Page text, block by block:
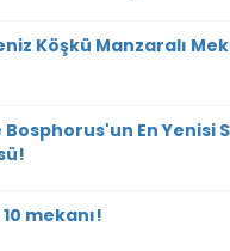
Köşkü Manzaralı
Bosphorus'un En Yenisi
mekanı!